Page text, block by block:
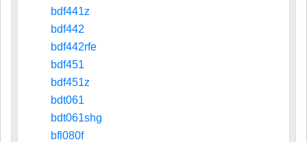
bdf441z
bdf442
bdf442rfe
bdf451
bdf451z
bdt061
bdt061shg
bfl080f